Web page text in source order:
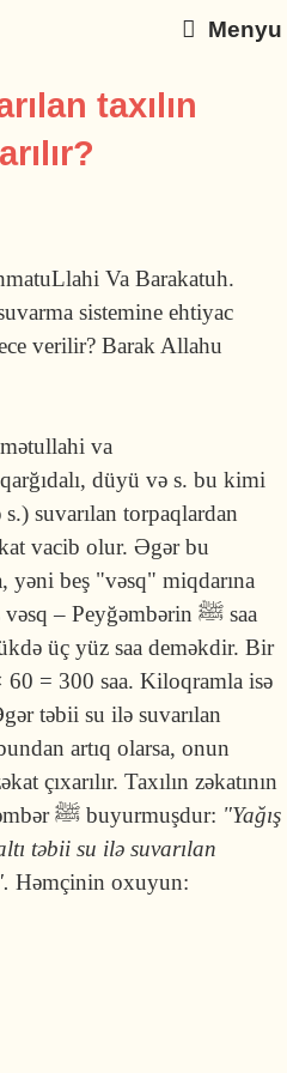
Menyu
taxılın
Va Barakatuh.
sistemine ehtiyac
verilir? Barak Allahu
va
düyü və s. bu kimi
suvarılan torpaqlardan
vacib olur. Əgər bu
yəni beş "vəsq" miqdarına
vəsq – Peyğəmbərinﷺ saa
üç yüz saa deməkdir. Bir
60 = 300 saa. Kiloqramla isə
təbii su ilə suvarılan
artıq olarsa, onun
çıxarılır. Taxılın zəkatının
vaxtı biçim vaxtıdır. Peyğəmbər ﷺ buyurmuşdur: "Yağış
təbii su ilə suvarılan
Həmçinin oxuyun: